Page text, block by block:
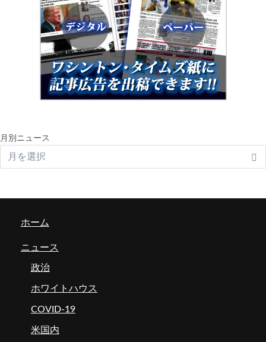
月別ニュース
ホーム
ニュース
政治
ホワイトハウス
COVID-19
米国内